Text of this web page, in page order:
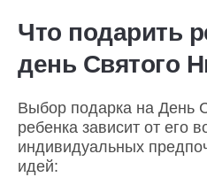
Что подарить
день Святого
Выбор подарка на День
ребенка зависит от его
индивидуальных
идей: